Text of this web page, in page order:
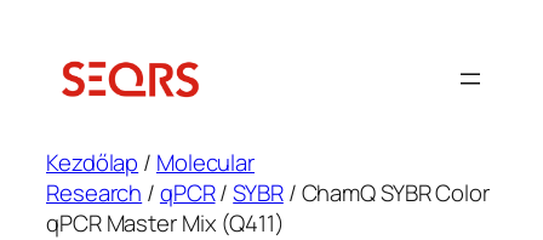
tartalomhoz
Kezdőlap / Molecular
Research /qPCR/SYBR/ ChamQ SYBR Color
qPCR Master Mix (Q411)